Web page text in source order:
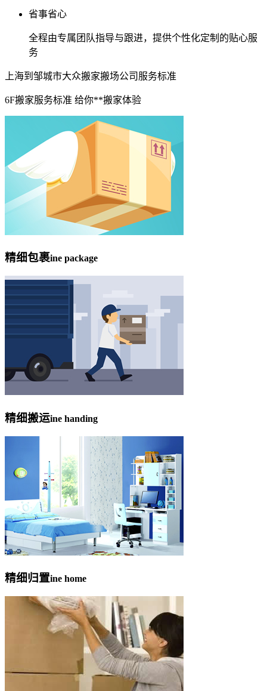
省事省心
全程由专属团队指导与跟进，提供个性化定制的贴心服
务
上海到邹城市大众搬家搬场公司服务标准
6F搬家服务标准 给你**搬家体验
精细包裹ine package
精细搬运ine handing
精细归置ine home